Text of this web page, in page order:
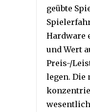
geübte
Hardware
und Wert
Preis-/
legen. Die